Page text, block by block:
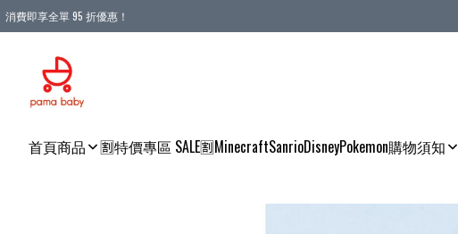
消費即享全單 95 折優惠！
首頁商品 🈹特價專區 SALE🈹MinecraftSanrioDisneyPokemon購物須知